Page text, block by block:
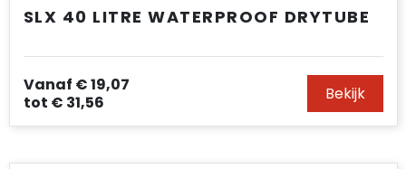
SLX 40 LITRE WATERPROOF DRYTUBE
Vanaf € 19,07
tot € 31,56 Bekijk